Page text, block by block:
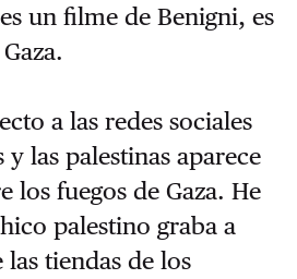
un filme de Benigni, es
a las redes sociales
las palestinas aparece
los fuegos de Gaza. He
palestino graba a
tiendas de los